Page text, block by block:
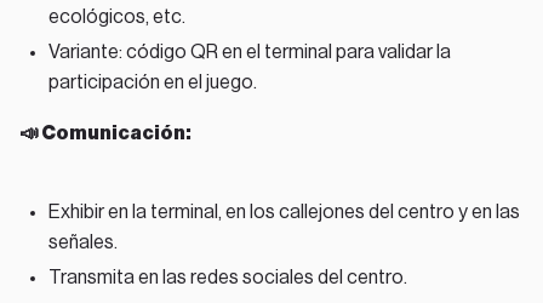
ecológicos, etc.
Variante: código QR en el terminal para validar la
participación en el juego.
📣 Comunicación:
Exhibir en la terminal, en los callejones del centro y en las
señales.
Transmita en las redes sociales del centro.